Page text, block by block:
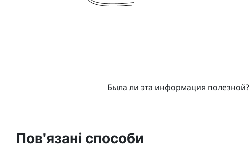
Была ли эта информация полезной?
Пов'язані способи